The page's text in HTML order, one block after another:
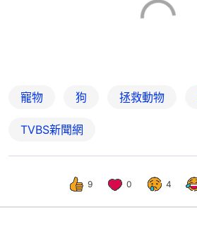
寵物 狗 拯救動物
TVBS新聞網
9 0 4